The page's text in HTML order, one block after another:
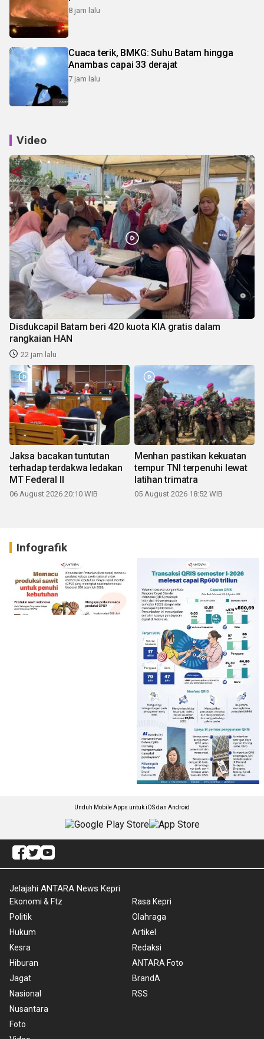
8 jam lalu
Cuaca terik, BMKG: Suhu Batam hingga
Anambas capai 33 derajat
7 jam lalu
Video
Disdukcapil Batam beri 420 kuota KIA gratis dalam
rangkaian HAN
22 jam lalu
Jaksa bacakan tuntutan
terhadap terdakwa ledakan
MT Federal II
06 August 2026 20:10 WIB
Menhan pastikan kekuatan
tempur TNI terpenuhi lewat
latihan trimatra
05 August 2026 18:52 WIB
Infografik
Unduh Mobile Apps untuk iOS dan Android
Jelajahi ANTARA News Kepri
Ekonomi & Ftz
Politik
Hukum
Kesra
Hiburan
Jagat
Nasional
Nusantara
Foto
Rasa Kepri
Olahraga
Artikel
Redaksi
ANTARA Foto
BrandA
RSS